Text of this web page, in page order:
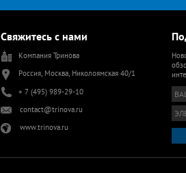
Свяжитесь с нами
Компания Тринова
Россия, Москва, Николоямская 40/1
+ 7 (495) 989-29-10
contact@trinova.ru
www.trinova.ru